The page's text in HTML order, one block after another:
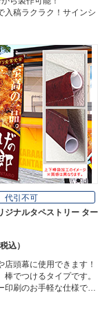
White Board
プレート看板
Plate Board
壁面看板
Wall Sign
サイン／路面表示
/ Road Surface Sign
アルミ複合板
Composite Board
入稿ラクラク！サインシ
代引不可
ジナルタペストリー ター
税込）
店頭幕に使用できます！
棒でつけるタイプです。
印刷のお手軽な仕様で…